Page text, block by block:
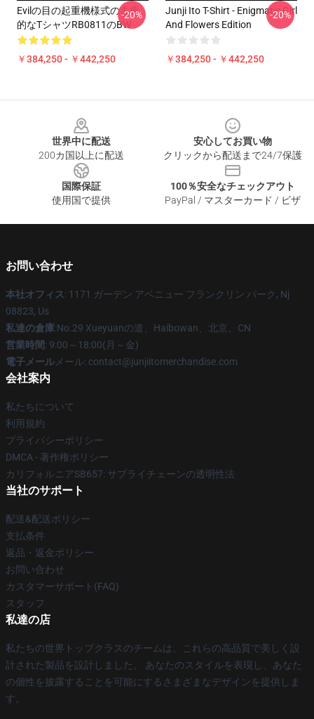
Evilの目の起重機様式の古典
的なTシャツRB0811のBW
￥384,250 - ￥442,250
-20%
Junji Ito T-Shirt - Enigmatic Girl
And Flowers Edition
￥384,250 - ￥442,250
-20%
世界中に配送
200カ国以上に配送
安心してお買い物
クリックから配送まで24/7保護
国際保証
使用国で提供
100％安全なチェックアウト
PayPal / マスターカード / ビザ
お問い合わせ
本社オフィス: 1171 ガーデン アベニュー フランクリン パーク, Nj
08823, Us
私達の倉庫:No.29 Xueyuanの道、Haibowan、北京、CN
営業時間: 9:00～18:00(月～金)
電子メール メール: contact@junjiitomerchandise.com
会社案内
私たちについて
利用規約
プライバシーポリシー
DMCA - 著作権ポリシー
カリフォルニアSB657: サプライチェーンの透明性法
当社のサポート
配送&配送ポリシー
支払条件
返品・返金ポリシー
お問い合わせ
カスタマーサポート(FAQ)
スタッフ
私達の店
私たちの世界トップクラスのチームは、これらの高品質で美しく設
計された製品を設計しました。 あなたのスタイルを表現し、あなた
の個性を披露することを可能にするさまざまなデザインを提供しま
す。